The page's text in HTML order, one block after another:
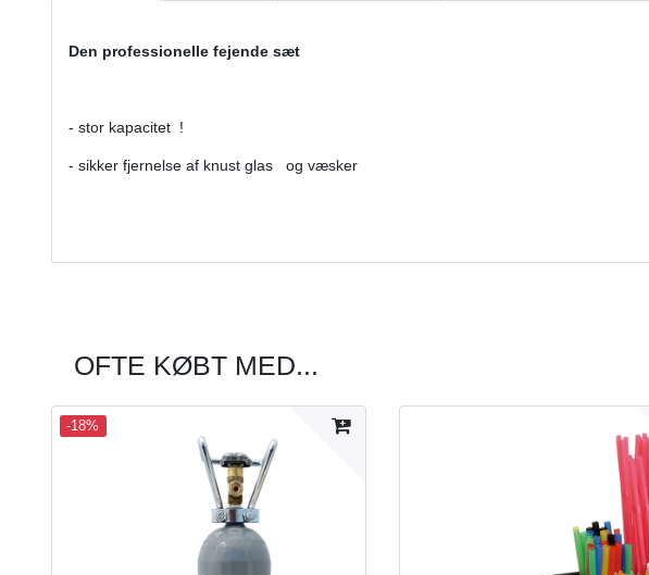
Den professionelle fejende sæt
- stor kapacitet !
- sikker fjernelse af knust glas og væsker
OFTE KØBT MED...
-18%